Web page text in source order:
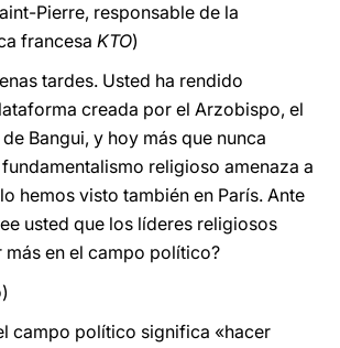
Pierre, responsable de la
francesa KTO)
tardes. Usted ha rendido
creada por el Arzobispo, el
Bangui, y hoy más que nunca
religioso amenaza a
hemos visto también en París. Ante
usted que los líderes religiosos
en el campo político?
campo político significa «hacer